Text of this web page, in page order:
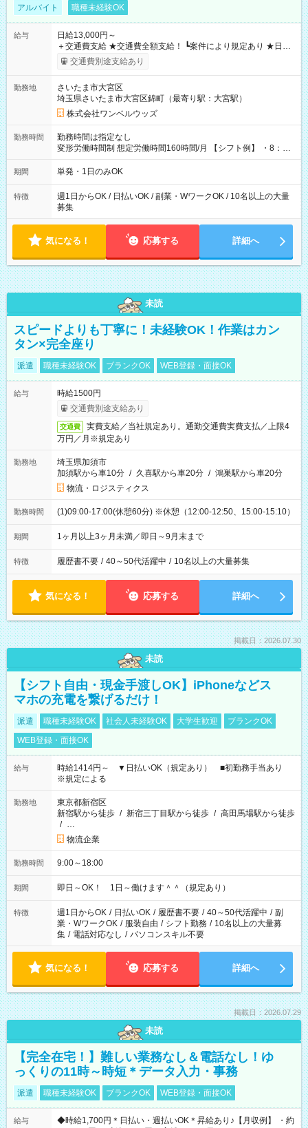
アルバイト 職種未経験OK
給与
日給13,000円～
＋交通費支給 ★交通費全額支給！ ┗案件により規定あり ★日払
いOK！（規定あり） ┗働いたその日に現金GET♪ お仕事後はコ
ンビニATMから 日払い分を引き落とせます！ 【試用期間】試
交通費別途支給あり
勤務地
さいたま市大宮区
埼玉県さいたま市大宮区錦町（最寄り駅：大宮駅）
株式会社ワンベルウッズ
勤務時間
勤務時間は指定なし
変形労働時間制 想定労働時間160時間/月 【シフト例】 ・8：00
～21：00
期間 単発・1日のみOK
特徴
週1日からOK / 日払いOK / 副業・WワークOK / 10名以上の大量
募集
気になる！ 応募する 詳細へ
未読
スピードよりも丁寧に！未経験OK！作業はカン
タン×完全座り
派遣 職種未経験OK ブランクOK WEB登録・面接OK
給与
時給1500円
交通費別途支給あり
交通費
実費支給／当社規定あり。通勤交通費実費支払／上限4
万円／月※規定あり
勤務地
埼玉県加須市
加須駅から車10分 / 久喜駅から車20分 / 鴻巣駅から車20分
物流・ロジスティクス
勤務時間 (1)09:00-17:00(休憩60分) ※休憩（12:00-12:50、15:00-15:10）
期間 1ヶ月以上3ヶ月未満／即日～9月末まで
特徴 履歴書不要 / 40～50代活躍中 / 10名以上の大量募集
気になる！ 応募する 詳細へ
掲載日：2026.07.30
未読
【シフト自由・現金手渡しOK】iPhoneなどス
マホの充電を繋げるだけ！
派遣 職種未経験OK 社会人未経験OK 大学生歓迎
ブランクOK
WEB登録・面接OK
給与
時給1414円～ ▼日払いOK（規定あり） ■初勤務手当あり
※規定による
勤務地
東京都新宿区
新宿駅から徒歩 / 新宿三丁目駅から徒歩 / 高田馬場駅から徒歩
/ …
物流企業
勤務時間 9:00～18:00
期間 即日～OK！ 1日～働けます＾＾（規定あり）
特徴 週1日からOK / 日払いOK / 履歴書不要 / 40～50代活躍中 / 副
業・WワークOK / 服装自由 / シフト勤務 / 10名以上の大量募
集 / 電話対応なし / パソコンスキル不要
気になる！ 応募する 詳細へ
掲載日：2026.07.29
未読
【完全在宅！】難しい業務なし＆電話なし！ゆ
っくりの11時～時短＊データ入力・事務
派遣 職種未経験OK ブランクOK WEB登録・面接OK
給与
◆時給1,700円＊日払い・週払いOK＊昇給あり♪【月収例】 ・約